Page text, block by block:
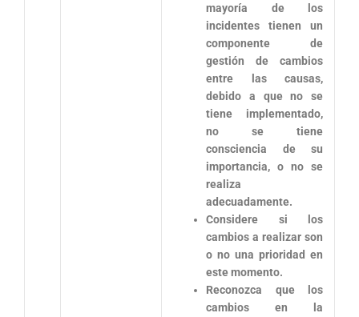
mayoría de los
incidentes tienen un
componente de
gestión de cambios
entre las causas,
debido a que no se
tiene implementado,
no se tiene
consciencia de su
importancia, o no se
realiza
adecuadamente.
Considere si los
cambios a realizar son
o no una prioridad en
este momento.
Reconozca que los
cambios en la